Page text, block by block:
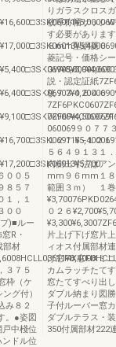
００５
８５７
１，１
００
)■ルー
R・
部材
３７５
枠（ケ
グ付）
み８２
。●姿図
中棧位
ドル位
りガラスクロス
枚呼称幅サッシ
す必要がありま
８mm型網菱６
菱記号・価格シ
説・認定証紙
枚７３０６４０
060069９０７７
１２７５−１２１
５６４９１３１
内側出寸法はア
mm９６mm１
範囲３ｍ） １巻
０２６
片上げ下げ窓片
ィオス付属部材
げ窓FIX窓FIXミ
カムラッチたて
窓たてすべり出
ダブル納まり図
子付ルーバー窓
ダブルテラス・
350付属部材222